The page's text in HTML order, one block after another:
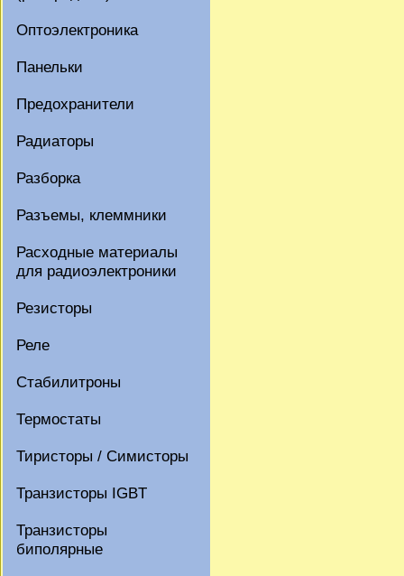
Оптоэлектроника
Панельки
Предохранители
Радиаторы
Разборка
Разъемы, клеммники
Расходные материалы
для радиоэлектроники
Резисторы
Реле
Стабилитроны
Термостаты
Тиристоры / Симисторы
Транзисторы IGBT
Транзисторы
биполярные